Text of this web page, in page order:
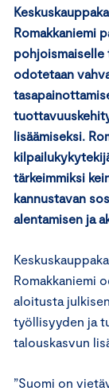
Romakkaniemi
pohjoismaiselle
odotetaan
lisäämiseksi.
tärkeimmiksi
kannustavan
alentamisen ja
Romakkaniemi
aloitusta
työllisyyden ja
talouskasvun
”Suomi on